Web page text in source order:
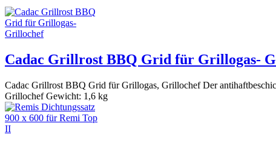
Cadac Grillrost BBQ Grid für Grillogas-
Cadac Grillrost BBQ Grid für Grillogas, Grillochef Der
Grillochef Gewicht: 1,6 kg